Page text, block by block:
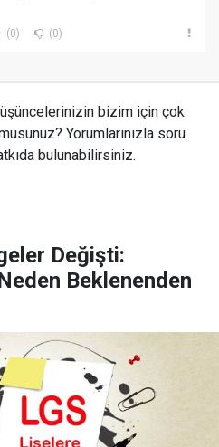
(0) (0)
bizim için çok
Yorumlarınızla soru
bulunabilirsiniz.
Değişti:
Beklenenden